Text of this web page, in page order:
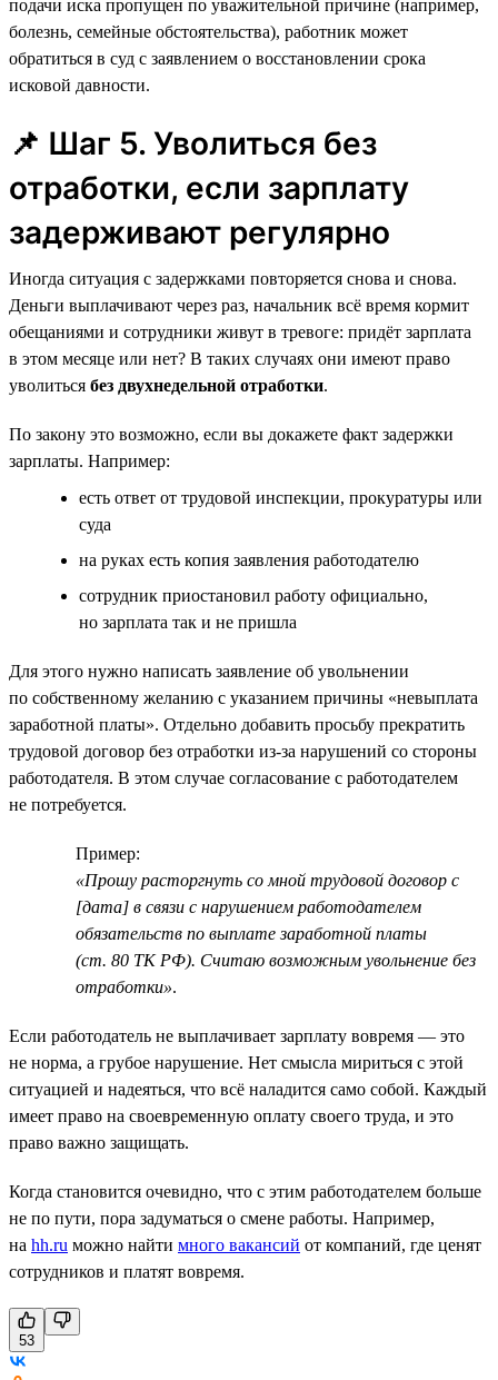
подачи иска пропущен по уважительной причине (например,
болезнь, семейные обстоятельства), работник может
обратиться в суд с заявлением о восстановлении срока
исковой давности.
📌 Шаг 5. Уволиться без
отработки, если зарплату
задерживают регулярно
Иногда ситуация с задержками повторяется снова и снова.
Деньги выплачивают через раз, начальник всё время кормит
обещаниями и сотрудники живут в тревоге: придёт зарплата
в этом месяце или нет? В таких случаях они имеют право
уволиться без двухнедельной отработки.
По закону это возможно, если вы докажете факт задержки
зарплаты. Например:
есть ответ от трудовой инспекции, прокуратуры или
суда
на руках есть копия заявления работодателю
сотрудник приостановил работу официально,
но зарплата так и не пришла
Для этого нужно написать заявление об увольнении
по собственному желанию с указанием причины «невыплата
заработной платы». Отдельно добавить просьбу прекратить
трудовой договор без отработки из-за нарушений со стороны
работодателя. В этом случае согласование с работодателем
не потребуется.
Пример:
«Прошу расторгнуть со мной трудовой договор с
[дата] в связи с нарушением работодателем
обязательств по выплате заработной платы
(ст. 80 ТК РФ). Считаю возможным увольнение без
отработки».
Если работодатель не выплачивает зарплату вовремя — это
не норма, а грубое нарушение. Нет смысла мириться с этой
ситуацией и надеяться, что всё наладится само собой. Каждый
имеет право на своевременную оплату своего труда, и это
право важно защищать.
Когда становится очевидно, что с этим работодателем больше
не по пути, пора задуматься о смене работы. Например,
на hh.ru можно найти много вакансий от компаний, где ценят
сотрудников и платят вовремя.
53